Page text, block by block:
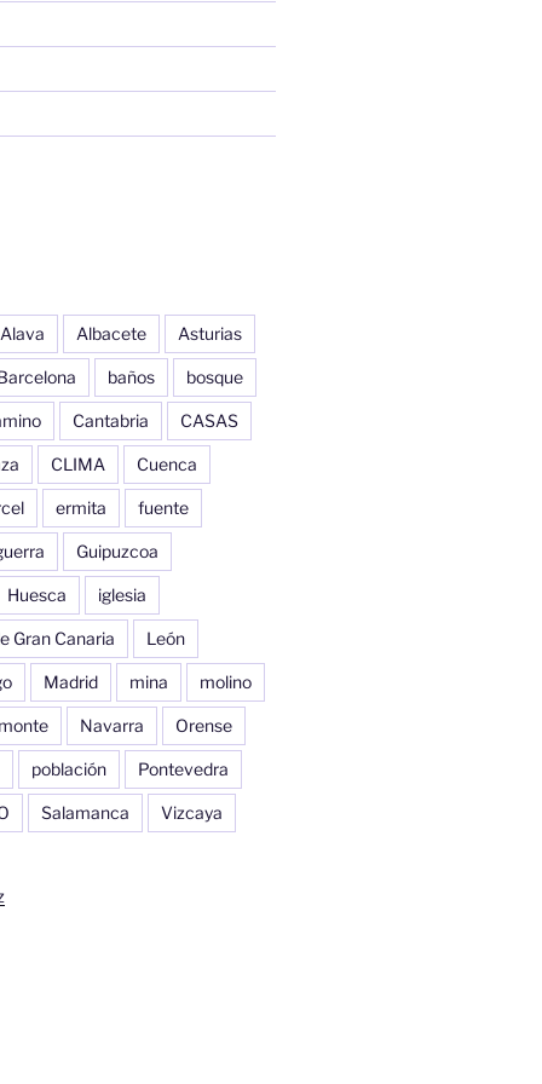
Alava Albacete Asturias
baños bosque
Cantabria CASAS
CLIMA Cuenca
ermita fuente
Guipuzcoa
Huesca iglesia
Gran Canaria León
Madrid mina molino
monte Navarra Orense
población Pontevedra
Salamanca Vizcaya